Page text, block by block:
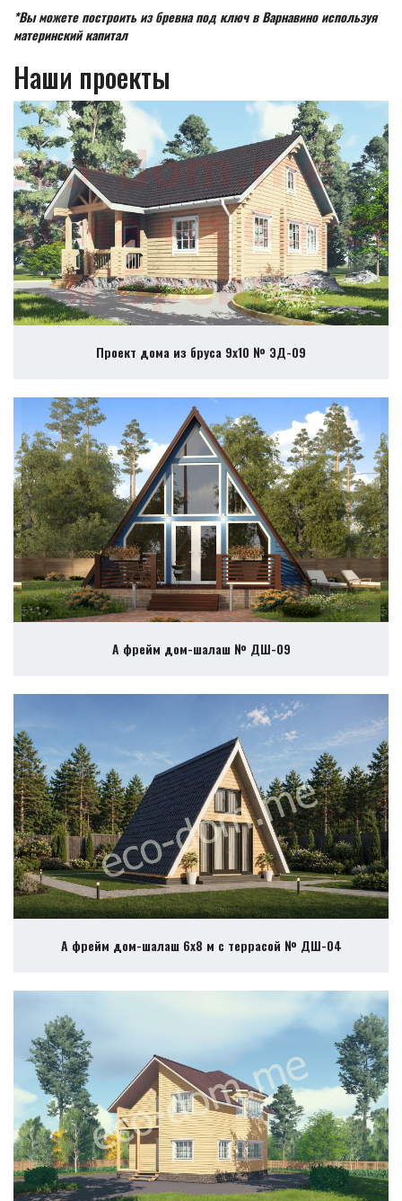
*Вы можете построить из бревна под ключ в Варнавино используя
материнский капитал
Наши проекты
Проект дома из бруса 9х10 № ЭД-09
А фрейм дом-шалаш № ДШ-09
А фрейм дом-шалаш 6х8 м с террасой № ДШ-04